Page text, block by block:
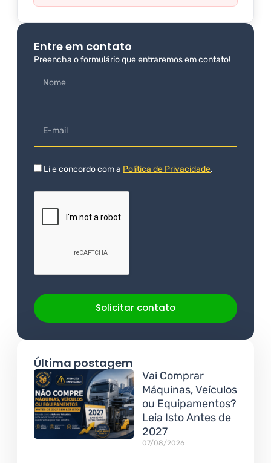
Entre em contato
Preencha o formulário que entraremos em contato!
Li e concordo com a Política de Privacidade.
Solicitar contato
Última postagem
Vai Comprar
Máquinas, Veículos
ou Equipamentos?
Leia Isto Antes de
2027
07/08/2026